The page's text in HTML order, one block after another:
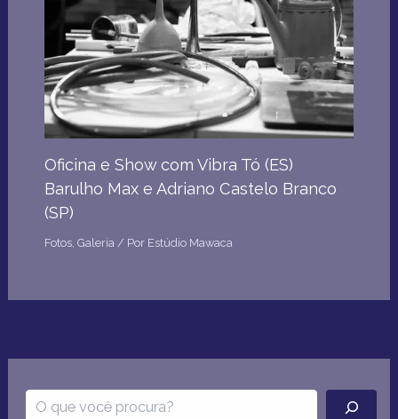
Oficina e Show com Vibra Tó (ES)
Barulho Max e Adriano Castelo Branco
(SP)
Fotos, Galeria/ Por Estúdio Mawaca